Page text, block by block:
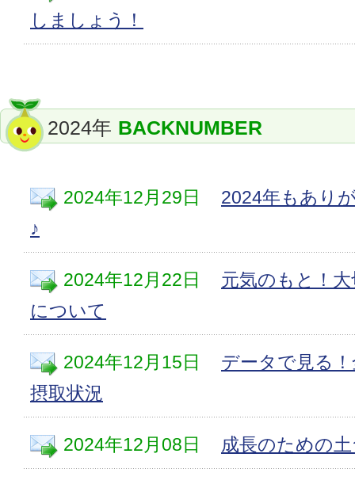
しましょう！
2024年 BACKNUMBER
2024年12月29日
2024年もあり
♪
2024年12月22日
元気のもと！
について
2024年12月15日
データで見る
摂取状況
2024年12月08日 成長のための